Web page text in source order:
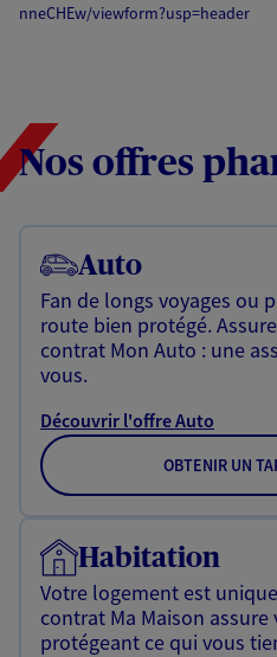
nneCHEw/viewform?usp=header
Nos offres
Auto
Fan de longs voyages ou
route bien protégé.
contrat Mon Auto : une
vous.
Découvrir l'offre Auto
OBTENIR UN
Habitation
Votre logement est
contrat Ma Maison
protégeant ce qui vous